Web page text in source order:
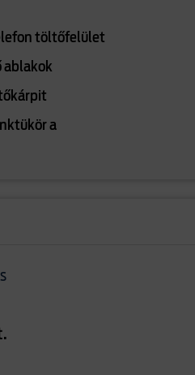
töltőfelület
ablakok
a